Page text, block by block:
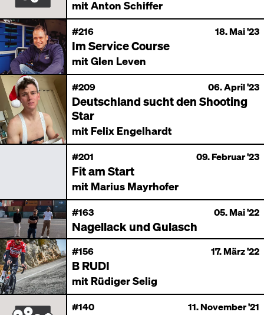
mit Anton Schiffer
#216 18. Mai '23
Im Service Course
mit Glen Leven
#209 06. April '23
Deutschland sucht den Shooting
Star
mit Felix Engelhardt
#201 09. Februar '23
Fit am Start
mit Marius Mayrhofer
#163 05. Mai '22
Nagellack und Gulasch
#156 17. März '22
B RUDI
mit Rüdiger Selig
#140 11. November '21